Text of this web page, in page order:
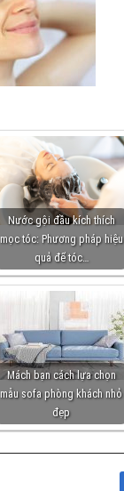
Nước gội đầu kích thích
mọc tóc: Phương pháp hiệu
quả để tóc…
Mách bạn cách lựa chọn
mẫu sofa phòng khách nhỏ
đẹp